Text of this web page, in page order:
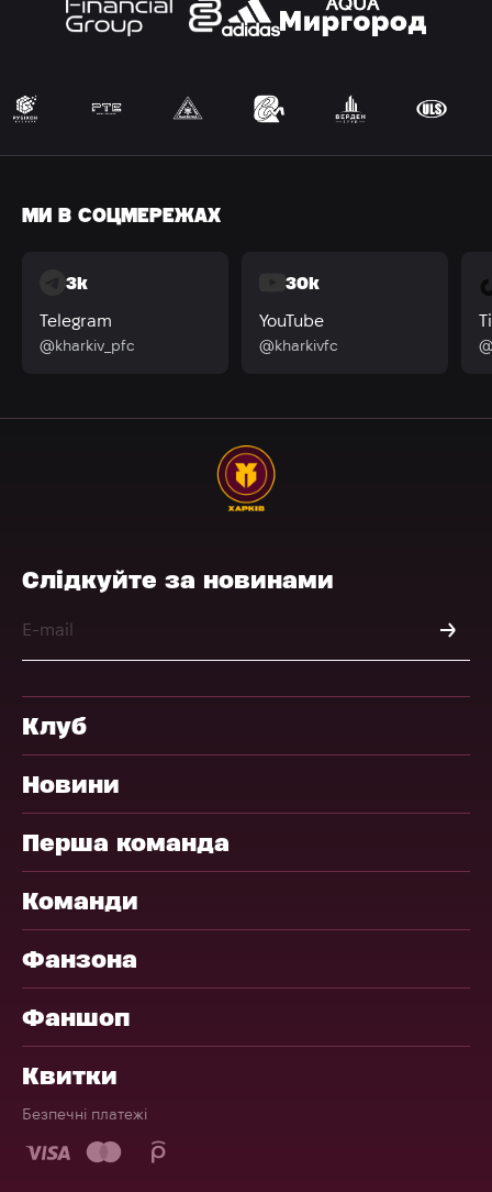
МИ В СОЦМЕРЕЖАХ
3k
Telegram
@kharkiv_pfc
30k
YouTube
@kharkivfc
Слідкуйте за новинами
Клуб
Новини
Перша команда
Команди
Фанзона
Фаншоп
Квитки
Безпечні платежі